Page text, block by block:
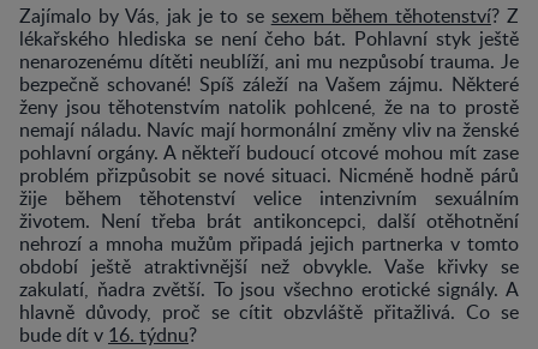
Zajímalo by Vás, jak je to se sexem během těhotenství? Z
lékařského hlediska se není čeho bát. Pohlavní styk ještě
nenarozenému dítěti neublíží, ani mu nezpůsobí trauma. Je
bezpečně schované! Spíš záleží na Vašem zájmu. Některé
ženy jsou těhotenstvím natolik pohlcené, že na to prostě
nemají náladu. Navíc mají hormonální změny vliv na ženské
pohlavní orgány. A někteří budoucí otcové mohou mít zase
problém přizpůsobit se nové situaci. Nicméně hodně párů
žije během těhotenství velice intenzivním sexuálním
životem. Není třeba brát antikoncepci, další otěhotnění
nehrozí a mnoha mužům připadá jejich partnerka v tomto
období ještě atraktivnější než obvykle. Vaše křivky se
zakulatí, ňadra zvětší. To jsou všechno erotické signály. A
hlavně důvody, proč se cítit obzvláště přitažlivá. Co se
bude dít v 16. týdnu?